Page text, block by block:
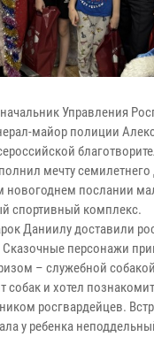
Управления
майор полиции
мечту
новогоднем послании
спортивный комплекс.
Даниилу доставили
персонажи
– служебной
собак и хотел
росгвардейцев.
у ребенка